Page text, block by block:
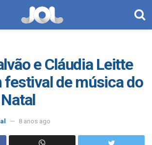
e Cláudia Leitte
festival de música do
8 anos ago